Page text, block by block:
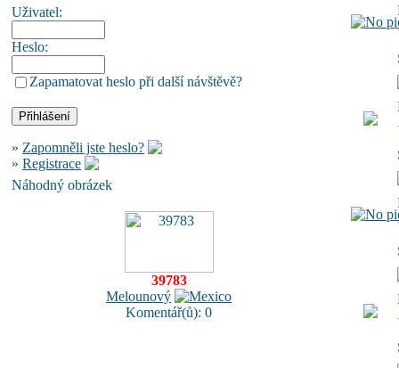
Uživatel:
Heslo:
Zapamatovat heslo při další návštěvě?
» Zapomněli jste heslo?
» Registrace
Náhodný obrázek
39783
Melounový
Komentář(ů): 0